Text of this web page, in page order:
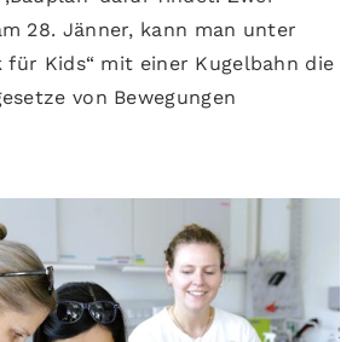
28. Jänner, kann man unter
für Kids“ mit einer Kugelbahn die
von Bewegungen